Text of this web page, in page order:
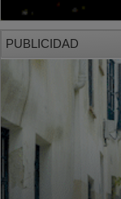
PUBLICIDAD